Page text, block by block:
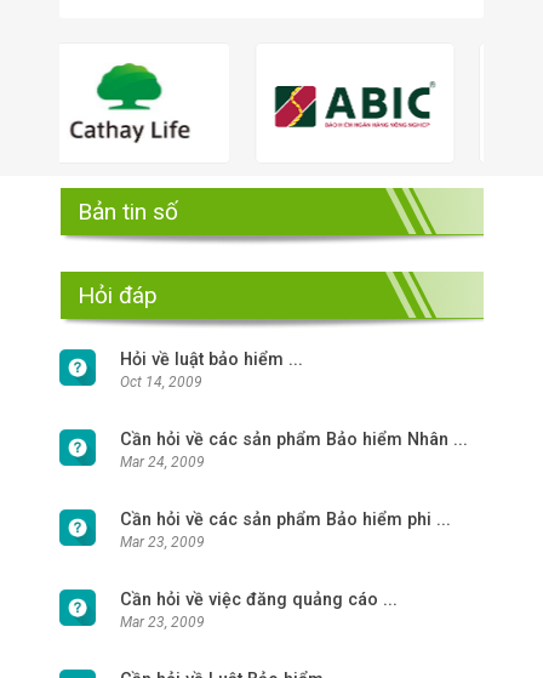
Bản tin số
Hỏi đáp
Hỏi về luật bảo hiểm ...
Oct 14, 2009
Cần hỏi về các sản phẩm Bảo hiểm Nhân ...
Mar 24, 2009
Cần hỏi về các sản phẩm Bảo hiểm phi ...
Mar 23, 2009
Cần hỏi về việc đăng quảng cáo ...
Mar 23, 2009